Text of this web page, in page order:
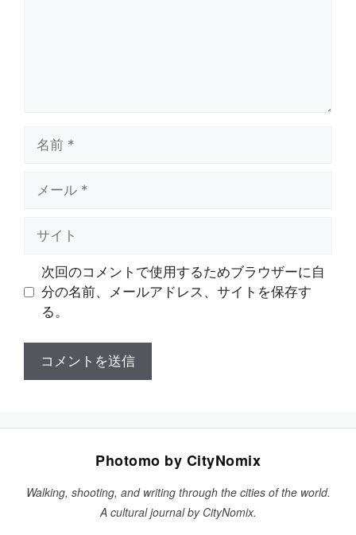
次回のコメントで使用するためブラウザーに自
分の名前、メールアドレス、サイトを保存す
る。
Photomo by CityNomix
Walking, shooting, and writing through the cities of the world.
A cultural journal by CityNomix.